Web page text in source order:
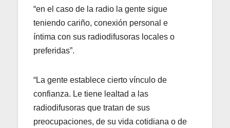
“en el caso de la radio la gente sigue
teniendo cariño, conexión personal e
íntima con sus radiodifusoras locales o
preferidas”.
“La gente establece cierto vínculo de
confianza. Le tiene lealtad a las
radiodifusoras que tratan de sus
preocupaciones, de su vida cotidiana o de